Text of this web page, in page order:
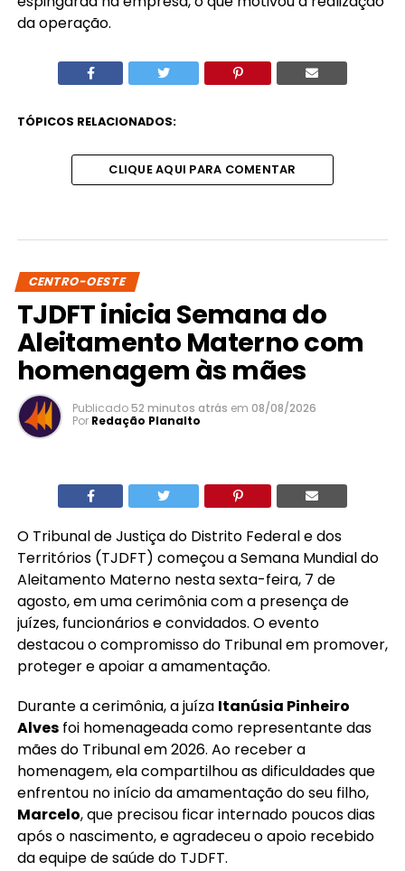
da operação.
TÓPICOS RELACIONADOS:
CLIQUE AQUI PARA COMENTAR
CENTRO-OESTE
TJDFT inicia Semana do
Aleitamento Materno com
homenagem às mães
Publicado52 minutos atrás em 08/08/2026
Por Redação Planalto
O Tribunal de Justiça do Distrito Federal e dos
Territórios (TJDFT) começou a Semana Mundial do
Aleitamento Materno nesta sexta-feira, 7 de
agosto, em uma cerimônia com a presença de
juízes, funcionários e convidados. O evento
destacou o compromisso do Tribunal em promover,
proteger e apoiar a amamentação.
Durante a cerimônia, a juíza Itanúsia Pinheiro
Alvesfoi homenageada como representante das
mães do Tribunal em 2026. Ao receber a
homenagem, ela compartilhou as dificuldades que
enfrentou no início da amamentação do seu filho,
Marcelo, que precisou ficar internado poucos dias
após o nascimento, e agradeceu o apoio recebido
da equipe de saúde do TJDFT.